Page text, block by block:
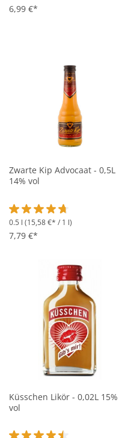
6,99 €*
Zwarte Kip Advocaat - 0,5L
14% vol
Durchschnittliche
0.5 l (15,58 €* / 1 l)
7,79 €*
Küsschen Likör - 0,02L 15%
vol